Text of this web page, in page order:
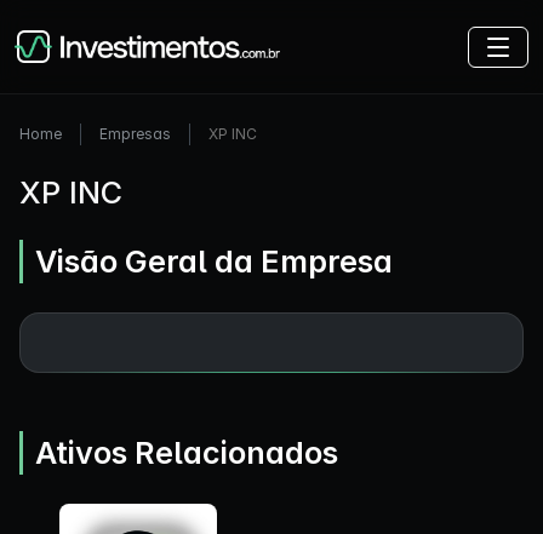
Home Empresas XP INC
XP INC
Visão Geral da Empresa
Ativos Relacionados